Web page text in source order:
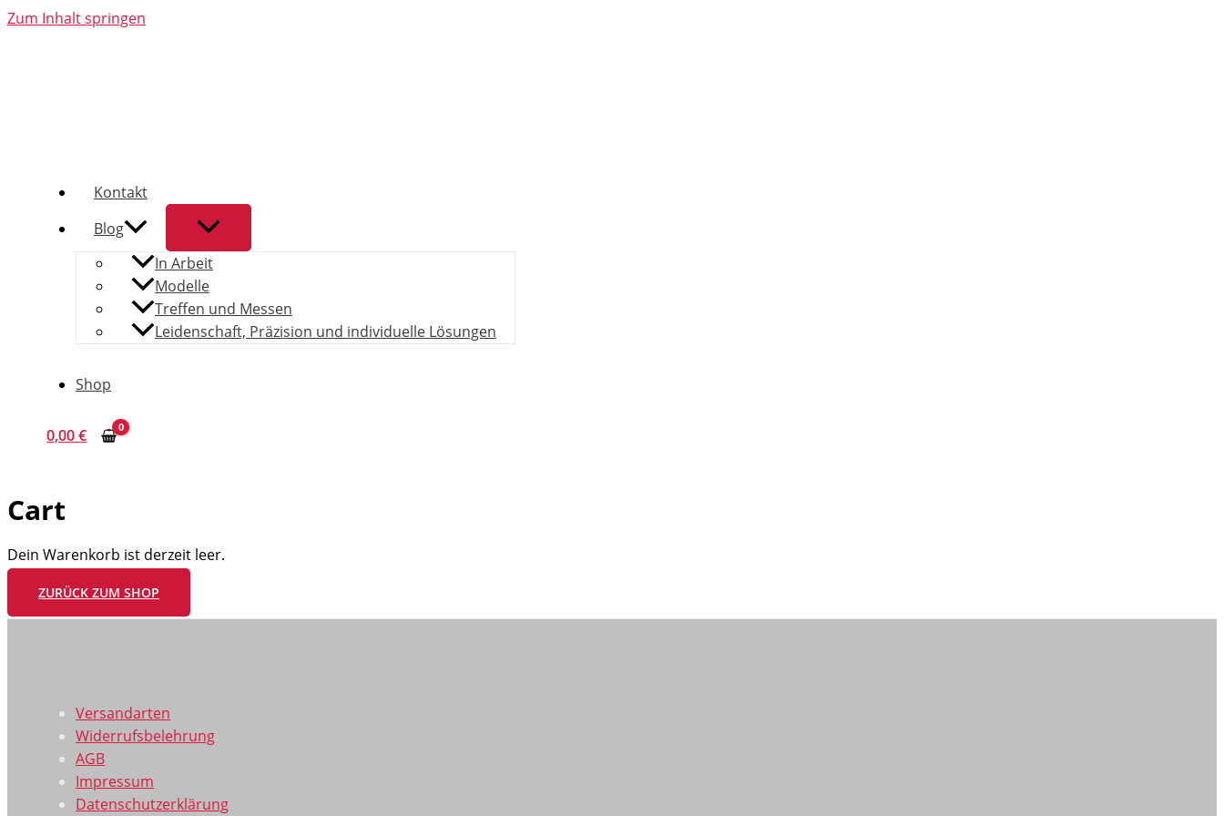
Zum Inhalt springen
Kontakt
Blog
In Arbeit
Modelle
Treffen und Messen
Leidenschaft, Präzision und individuelle Lösungen
Shop
0,00€
Cart
Dein Warenkorb ist derzeit leer.
ZURÜCK ZUM SHOP
Versandarten
Widerrufsbelehrung
AGB
Impressum
Datenschutzerklärung